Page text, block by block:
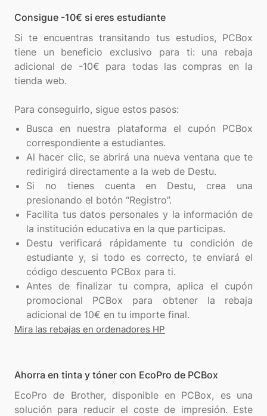
Consigue -10€ si eres estudiante
Si te encuentras transitando tus estudios, PCBox
tiene un beneficio exclusivo para ti: una rebaja
adicional de -10€ para todas las compras en la
tienda web.
Busca en nuestra plataforma el cupón PCBox
correspondiente a estudiantes.
Al hacer clic, se abrirá una nueva ventana que te
redirigirá directamente a la web de Destu.
Si no tienes cuenta en Destu, crea una
presionando el botón “Registro”.
Facilita tus datos personales y la información de
la institución educativa en la que participas.
Destu verificará rápidamente tu condición de
estudiante y, si todo es correcto, te enviará el
código descuento PCBox para ti.
Antes de finalizar tu compra, aplica el cupón
promocional PCBox para obtener la rebaja
adicional de 10€ en tu importe final.
Mira las rebajas en ordenadores HP
Ahorra en tinta y tóner con EcoPro de PCBox
EcoPro de Brother, disponible en PCBox, es una
solución para reducir el coste de impresión. Este